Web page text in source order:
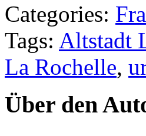
Categories:
Tags: Altstadt
La Rochelle,
Über den